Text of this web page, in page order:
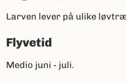
Larven lever på ulike
Flyvetid
Medio juni - juli.